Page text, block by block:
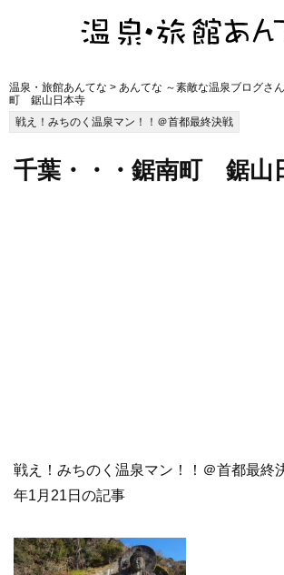
温泉・旅館あんてな > あんてな ～素敵な温泉ブログさ
町 鋸山日本寺
戦え！みちのく温泉マン！！＠首都最終決戦
千葉・・・鋸南町 鋸山
戦え！みちのく温泉マン！！＠首都最終
年1月21日の記事